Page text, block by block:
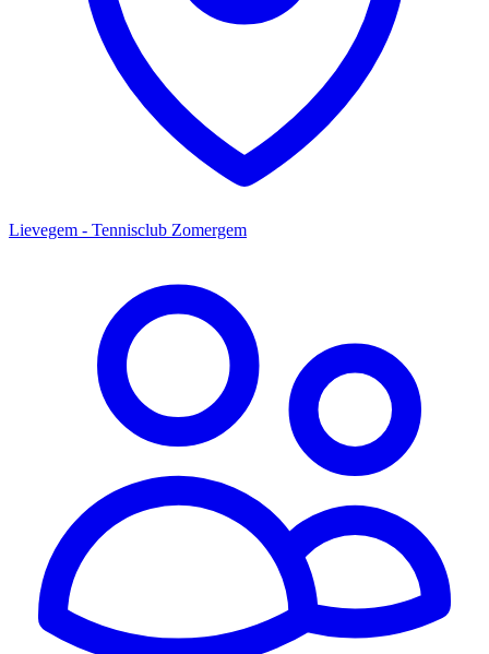
Lievegem - Tennisclub Zomergem